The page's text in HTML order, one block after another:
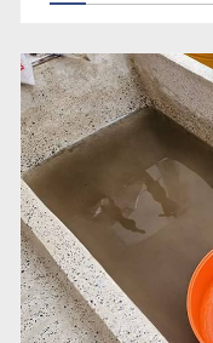
Buscan reformar
alertas sanitarias